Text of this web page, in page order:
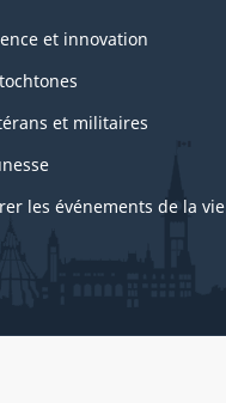
et innovation
et militaires
les événements de la vie